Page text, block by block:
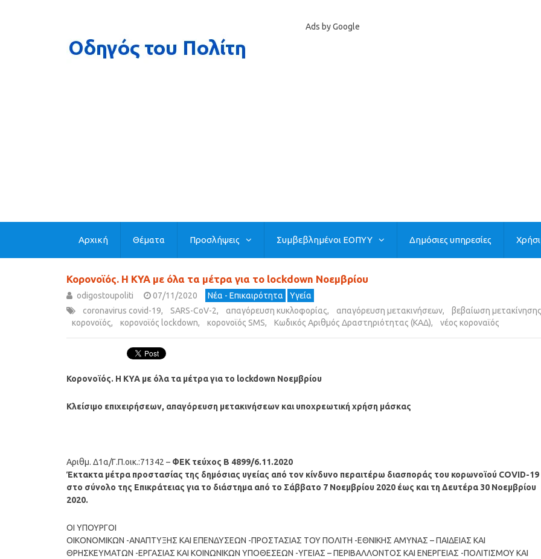
Ads by Google
Αρχική Θέματα Προσλήψεις Συμβεβλημένοι ΕΟΠΥΥ Δημόσιες υπηρεσίες
Κορονοϊός. Η ΚΥΑ με όλα τα μέτρα για το lockdown Νοεμβρίου
odigostoupoliti 07/11/2020 Νέα - Επικαιρότητα
Υγεία
coronavirus covid-19, SARS-CoV-2, απαγόρευση κυκλοφορίας, απαγόρευση μετακινήσεων, βεβαίωση μετακίνησης
κορονοϊός, κορονοϊός lockdown, κορονοϊός SMS, Κωδικός Αριθμός Δραστηριότητας (ΚΑΔ), νέος κοροναϊός
Κορονοϊός. Η ΚΥΑ με όλα τα μέτρα για το lockdown Νοεμβρίου
Κλείσιμο επιχειρήσεων, απαγόρευση μετακινήσεων και υποχρεωτική χρήση μάσκας
Αριθμ. Δ1α/Γ.Π.οικ.:71342 – ΦΕΚ τεύχος Β 4899/6.11.2020
Έκτακτα μέτρα προστασίας της δημόσιας υγείας από τον κίνδυνο περαιτέρω διασποράς του κορωνοϊού COVID-19
στο σύνολο της Επικράτειας για το διάστημα από το Σάββατο 7 Νοεμβρίου 2020 έως και τη Δευτέρα 30 Νοεμβρίου
2020.
ΟΙ ΥΠΟΥΡΓΟΙ
ΟΙΚΟΝΟΜΙΚΩΝ -ΑΝΑΠΤΥΞΗΣ ΚΑΙ ΕΠΕΝΔΥΣΕΩΝ -ΠΡΟΣΤΑΣΙΑΣ ΤΟΥ ΠΟΛΙΤΗ -ΕΘΝΙΚΗΣ ΑΜΥΝΑΣ – ΠΑΙΔΕΙΑΣ ΚΑΙ
ΘΡΗΣΚΕΥΜΑΤΩΝ -ΕΡΓΑΣΙΑΣ ΚΑΙ ΚΟΙΝΩΝΙΚΩΝ ΥΠΟΘΕΣΕΩΝ -ΥΓΕΙΑΣ – ΠΕΡΙΒΑΛΛΟΝΤΟΣ ΚΑΙ ΕΝΕΡΓΕΙΑΣ -ΠΟΛΙΤΙΣΜΟΥ ΚΑΙ